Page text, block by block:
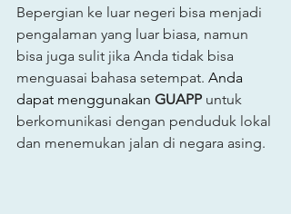
Bepergian ke luar negeri bisa menjadi
pengalaman yang luar biasa, namun
bisa juga sulit jika Anda tidak bisa
menguasai bahasa setempat. Anda
dapat menggunakan GUAPP untuk
berkomunikasi dengan penduduk lokal
dan menemukan jalan di negara asing.